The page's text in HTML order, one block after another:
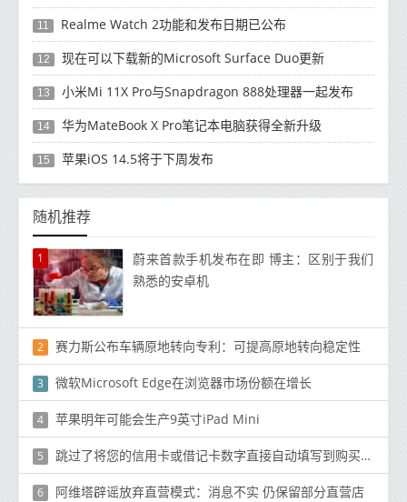
11 Realme Watch 2功能和发布日期已公布
12 现在可以下载新的Microsoft Surface Duo更新
13 小米Mi 11X Pro与Snapdragon 888处理器一起发布
14 华为MateBook X Pro笔记本电脑获得全新升级
15 苹果iOS 14.5将于下周发布
随机推荐
1
蔚来首款手机发布在即 博主：区别于我们
熟悉的安卓机
2 赛力斯公布车辆原地转向专利：可提高原地转向稳定性
3 微软Microsoft Edge在浏览器市场份额在增长
4 苹果明年可能会生产9英寸iPad Mini
5 跳过了将您的信用卡或借记卡数字直接自动填写到购买页面的步骤
6 阿维塔辟谣放弃直营模式：消息不实 仍保留部分直营店